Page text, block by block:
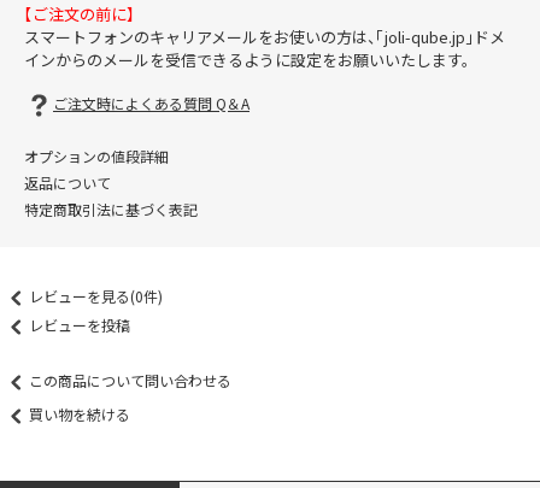
【ご注文の前に】
スマートフォンのキャリアメールをお使いの方は、「joli-qube.jp」ドメ
インからのメールを受信できるように設定をお願いいたします。
ご注文時によくある質問 Q＆A
オプションの値段詳細
返品について
特定商取引法に基づく表記
レビューを見る(0件)
レビューを投稿
この商品について問い合わせる
買い物を続ける